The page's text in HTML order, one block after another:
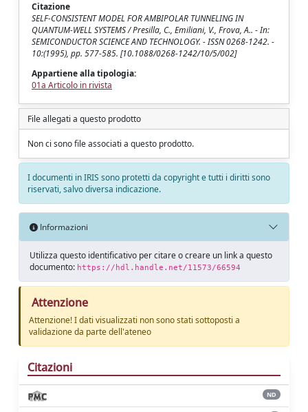
Citazione
SELF-CONSISTENT MODEL FOR AMBIPOLAR TUNNELING IN
QUANTUM-WELL SYSTEMS / Presilla, C., Emiliani, V., Frova, A.. - In:
SEMICONDUCTOR SCIENCE AND TECHNOLOGY. - ISSN 0268-1242. -
10:(1995), pp. 577-585. [10.1088/0268-1242/10/5/002]
Appartiene alla tipologia:
01a Articolo in rivista
File allegati a questo prodotto
Non ci sono file associati a questo prodotto.
I documenti in IRIS sono protetti da copyright e tutti i diritti sono
riservati, salvo diversa indicazione.
Informazioni
Utilizza questo identificativo per citare o creare un link a questo
documento: https://hdl.handle.net/11573/66594
Attenzione
Attenzione! I dati visualizzati non sono stati sottoposti a
validazione da parte dell'ateneo
Citazioni
ND